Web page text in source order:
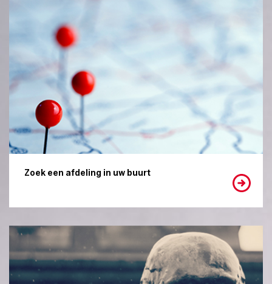
Zoek een afdeling in uw buurt